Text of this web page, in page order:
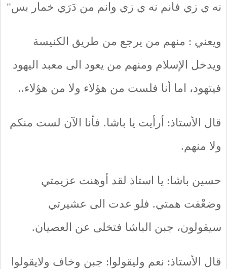
نه ي زي فانم نه ي زي وانم من دَرَي خمار بس"
ويعني : منهم من يرجع من طريق الكنيسة
ويدخل الإسلام ومنهم من يعود الى معبد اليهود
فيتهود، اما أنا فلست من هؤلاء ولا من هؤلاء..
قال الأستاذ: أرأيت يا باشا. فأنا الآن لست منكم
ولا منهم.
حسين باشا: يا استاذ لقد أوهنت عزيمتي
وضعْفت همتي. فلو عدت الى عشيرتي
سيقولون، جبن الباشا فتخلى عن العصيان.
قال الأستاذ: نعم وليقولوا: جبن وخاف ولايقولوا